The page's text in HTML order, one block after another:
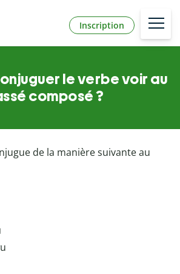
Inscription
le verbe voir au
composé ?
de la manière suivante au